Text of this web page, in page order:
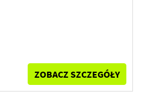
ZOBACZ SZCZEGÓŁY